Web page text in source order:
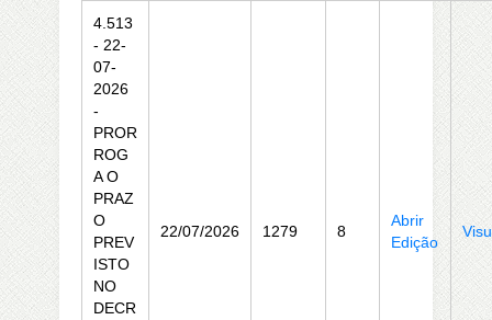
4.513
- 22-
07-
2026
-
PROR
ROG
A O
PRAZ
O
PREV
ISTO
NO
DECR
22/07/2026 1279 8
Abrir
Edição